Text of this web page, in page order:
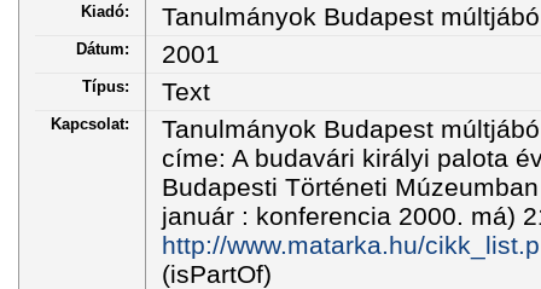
Kiadó: Tanulmányok Budapest
Dátum: 2001
Típus: Text
Kapcsolat:
Tanulmányok Budapest
címe: A budavári királyi palota
Budapesti Történeti
január : konferencia 2000. má)
http://www.matarka.hu/
(isPartOf)